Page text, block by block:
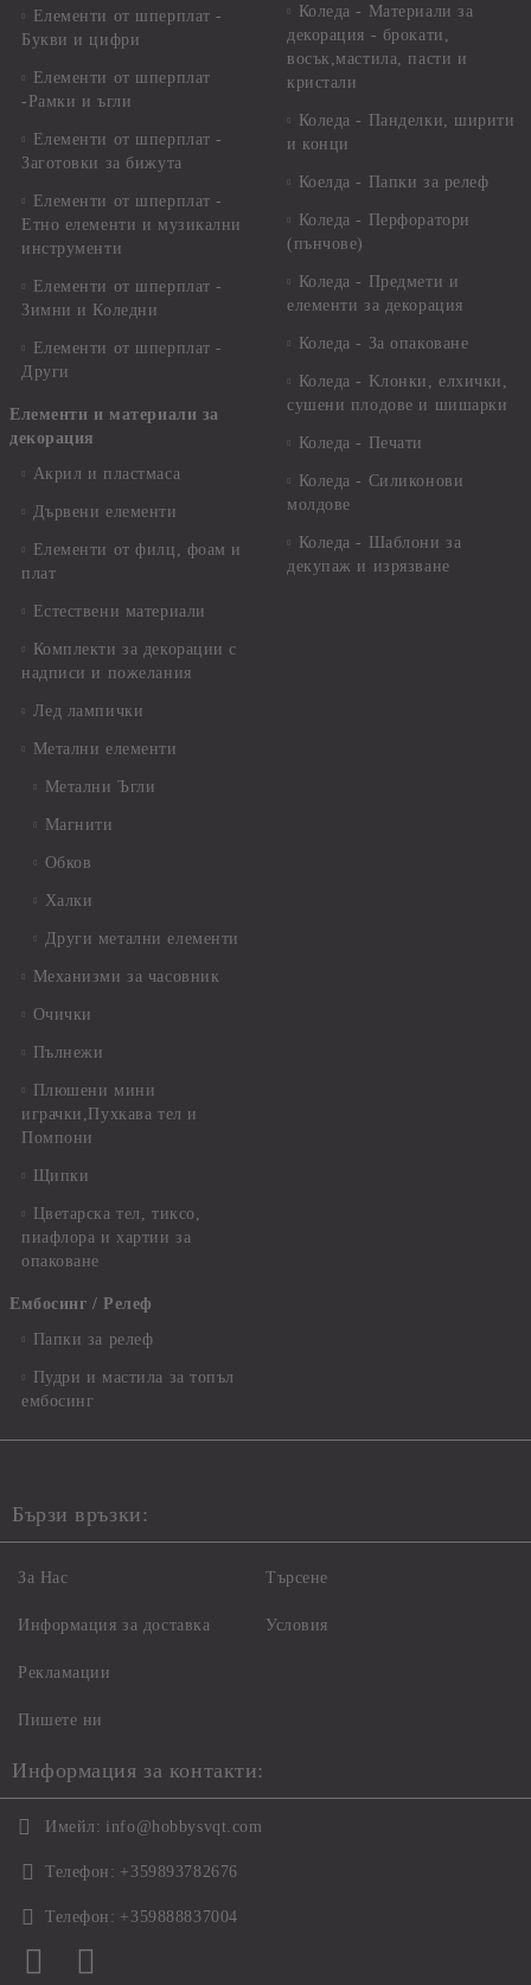
Елементи от шперплат -
Букви и цифри
Елементи от шперплат
-Рамки и ъгли
Елементи от шперплат -
Заготовки за бижута
Елементи от шперплат -
Етно елементи и музикални
инструменти
Елементи от шперплат -
Зимни и Коледни
Елементи от шперплат -
Други
Елементи и материали за
декорация
Акрил и пластмаса
Дървени елементи
Елементи от филц, фоам и
плат
Естествени материали
Комплекти за декорации с
надписи и пожелания
Лед лампички
Метални елементи
Метални Ъгли
Магнити
Обков
Халки
Други метални елементи
Механизми за часовник
Очички
Пълнежи
Плюшени мини
играчки,Пухкава тел и
Помпони
Щипки
Цветарска тел, тиксо,
пиафлора и хартии за
опаковане
Ембосинг / Релеф
Папки за релеф
Пудри и мастила за топъл
ембосинг
Коледа - Материали за
декорация - брокати,
восък,мастила, пасти и
кристали
Коледа - Панделки, ширити
и конци
Коелда - Папки за релеф
Коледа - Перфоратори
(пънчове)
Коледа - Предмети и
елементи за декорация
Коледа - За опаковане
Коледа - Kлонки, елхички,
сушени плодове и шишарки
Коледа - Печати
Коледа - Силиконови
молдове
Коледа - Шаблони за
декупаж и изрязване
Бързи връзки:
За Нас
Информация за доставка
Рекламации
Пишете ни
Търсене
Условия
Информация за контакти:
Имейл: info@hobbysvqt.com
Телефон: +359893782676
Телефон: +359888837004